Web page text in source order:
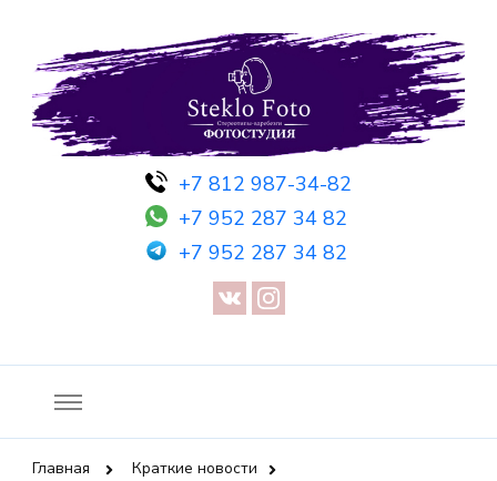
+7 812 987-34-82
+7 952 287 34 82
+7 952 287 34 82
Фотостудия SF
Фотосессия в студии СПб — Фотосессия в Санкт-Петербурге
— Предметная съемка — Невидимый манекен — Прозрачный
манекен — Сертификат на фотосессию
Главная
Краткие новости